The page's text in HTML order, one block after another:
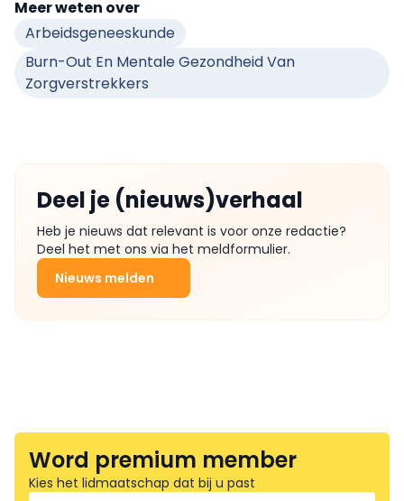
Meer weten over
Arbeidsgeneeskunde
Burn-Out En Mentale Gezondheid Van
Zorgverstrekkers
Deel je (nieuws)verhaal
Heb je nieuws dat relevant is voor onze redactie?
Deel het met ons via het meldformulier.
Nieuws melden
Word premium member
Kies het lidmaatschap dat bij u past